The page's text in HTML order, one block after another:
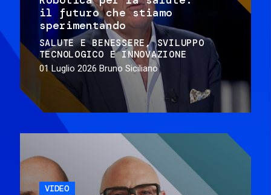
il futuro che stiamo
sperimentando
SALUTE E BENESSERE
SVILUPPO
TECNOLOGICO E INNOVAZIONE
01 Luglio 2026 Bruno Siciliano
VIDEO